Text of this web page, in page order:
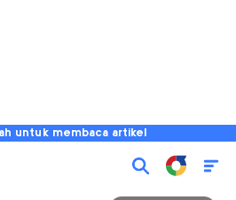
untuk membaca artikel